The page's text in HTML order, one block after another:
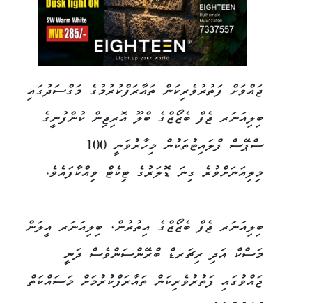
ޖައްވަށް ފަތުރުވެރިކަން ތައާރަފްކުރުމުގެ މަގްސަދުގައި
ބިލިއަނަރ ޖެފް ބެޒޯޒްގެ ބްލޫ އޮރިޖިން ކުންފުނީގެ
ސްޕޭސް ފްލައިޓުތަކުން މިހާރުވަނީ 100
މިލިއަނަށްވުރެ ގިނަ ޑޮލަރުގެ ޓިކެޓް ވިއްކާފައެވެ.
ބިލިއަނަރ ޖެފް ބެޒޯޒްގެ އިތުރުން، ބިލިއަނަރ އީލަން
މަސްކް އަދި ރިޗަރޑް ބްރޭންސަންވެސް ދަނީ
ޖައްވުގައި ފަތުރުވެރިކަން ތައާރަފްކުރުމަށް މަސައްކަތް